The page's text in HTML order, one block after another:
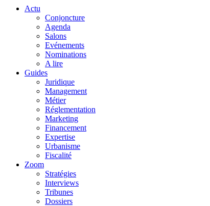
Actu
Conjoncture
Agenda
Salons
Evénements
Nominations
A lire
Guides
Juridique
Management
Métier
Réglementation
Marketing
Financement
Expertise
Urbanisme
Fiscalité
Zoom
Stratégies
Interviews
Tribunes
Dossiers